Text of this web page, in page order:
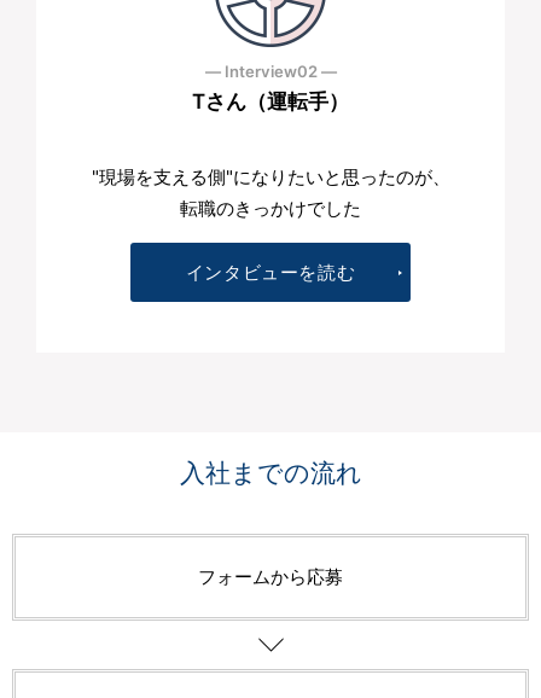
― Interview02 ―
Tさん（運転手）
"現場を支える側"になりたいと思ったのが、
転職のきっかけでした
インタビューを読む
入社までの流れ
フォームから応募